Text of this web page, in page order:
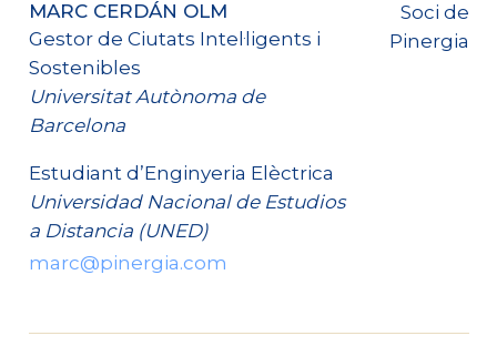
MARC CERDÁN OLM
Gestor de Ciutats Intel·ligents i
Sostenibles
Universitat Autònoma de
Barcelona
Estudiant d’Enginyeria Elèctrica
Universidad Nacional de Estudios
a Distancia (UNED)
marc@pinergia.com
Soci de
Pinergia